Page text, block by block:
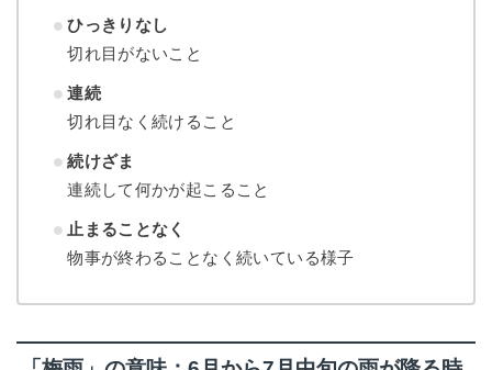
ひっきりなし
切れ目がないこと
連続
切れ目なく続けること
続けざま
連続して何かが起こること
止まることなく
物事が終わることなく続いている様子